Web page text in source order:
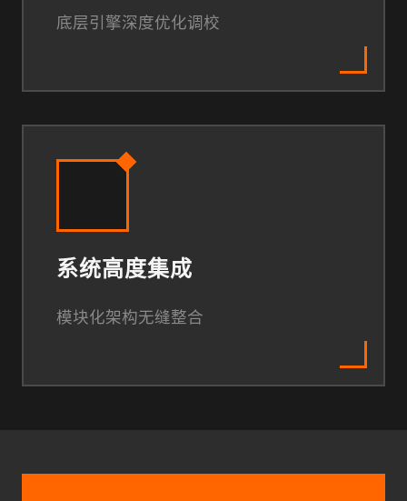
底层引擎深度优化调校
系统高度集成
模块化架构无缝整合